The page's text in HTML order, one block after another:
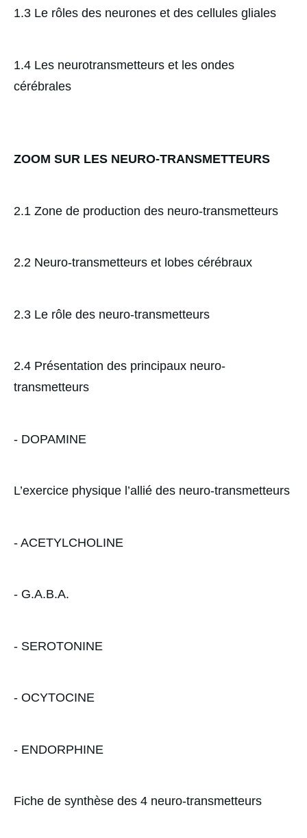
1.3 Le rôles des neurones et des cellules gliales
1.4 Les neurotransmetteurs et les ondes
cérébrales
ZOOM SUR LES NEURO-TRANSMETTEURS
2.1 Zone de production des neuro-transmetteurs
2.2 Neuro-transmetteurs et lobes cérébraux
2.3 Le rôle des neuro-transmetteurs
2.4 Présentation des principaux neuro-
transmetteurs
- DOPAMINE
L’exercice physique l’allié des neuro-transmetteurs
- ACETYLCHOLINE
- G.A.B.A.
- SEROTONINE
- OCYTOCINE
- ENDORPHINE
Fiche de synthèse des 4 neuro-transmetteurs